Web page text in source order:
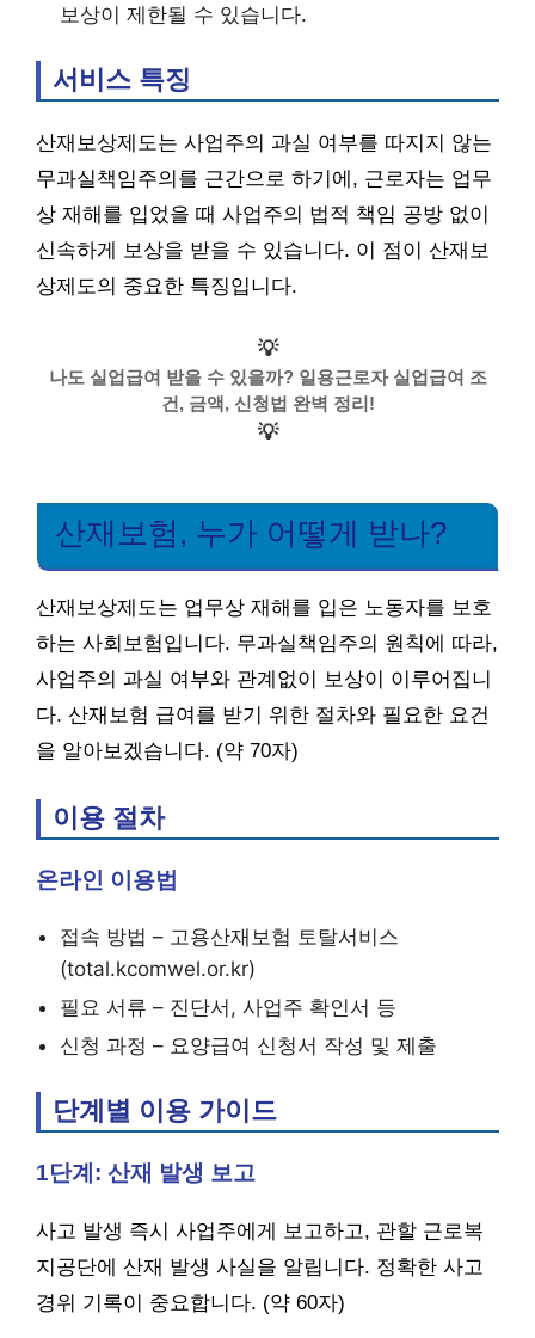
보상이 제한될 수 있습니다.
서비스 특징
산재보상제도는 사업주의 과실 여부를 따지지 않는
무과실책임주의를 근간으로 하기에, 근로자는 업무
상 재해를 입었을 때 사업주의 법적 책임 공방 없이
신속하게 보상을 받을 수 있습니다. 이 점이 산재보
상제도의 중요한 특징입니다.
💡
나도 실업급여 받을 수 있을까? 일용근로자 실업급여 조
건, 금액, 신청법 완벽 정리!
💡
산재보험, 누가 어떻게 받나?
산재보상제도는 업무상 재해를 입은 노동자를 보호
하는 사회보험입니다. 무과실책임주의 원칙에 따라,
사업주의 과실 여부와 관계없이 보상이 이루어집니
다. 산재보험 급여를 받기 위한 절차와 필요한 요건
을 알아보겠습니다. (약 70자)
이용 절차
온라인 이용법
접속 방법 – 고용산재보험 토탈서비스
(total.kcomwel.or.kr)
필요 서류 – 진단서, 사업주 확인서 등
신청 과정 – 요양급여 신청서 작성 및 제출
단계별 이용 가이드
1단계: 산재 발생 보고
사고 발생 즉시 사업주에게 보고하고, 관할 근로복
지공단에 산재 발생 사실을 알립니다. 정확한 사고
경위 기록이 중요합니다. (약 60자)